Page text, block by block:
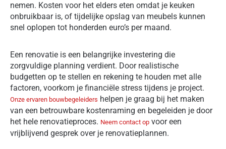
nemen. Kosten voor het elders eten omdat je keuken
onbruikbaar is, of tijdelijke opslag van meubels kunnen
snel oplopen tot honderden euro’s per maand.
Een renovatie is een belangrijke investering die
zorgvuldige planning verdient. Door realistische
budgetten op te stellen en rekening te houden met alle
factoren, voorkom je financiële stress tijdens je project.
Onze ervaren bouwbegeleiders helpen je graag bij het maken
van een betrouwbare kostenraming en begeleiden je door
het hele renovatieproces. Neem contact op voor een
vrijblijvend gesprek over je renovatieplannen.